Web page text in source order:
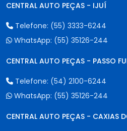
CENTRAL AUTO PEÇAS - IJUÍ
Telefone: (55) 3333-6244
WhatsApp: (55) 35126-244
CENTRAL AUTO PEÇAS - PASSO
Telefone: (54) 2100-6244
WhatsApp: (55) 35126-244
CENTRAL AUTO PEÇAS - CAXIAS